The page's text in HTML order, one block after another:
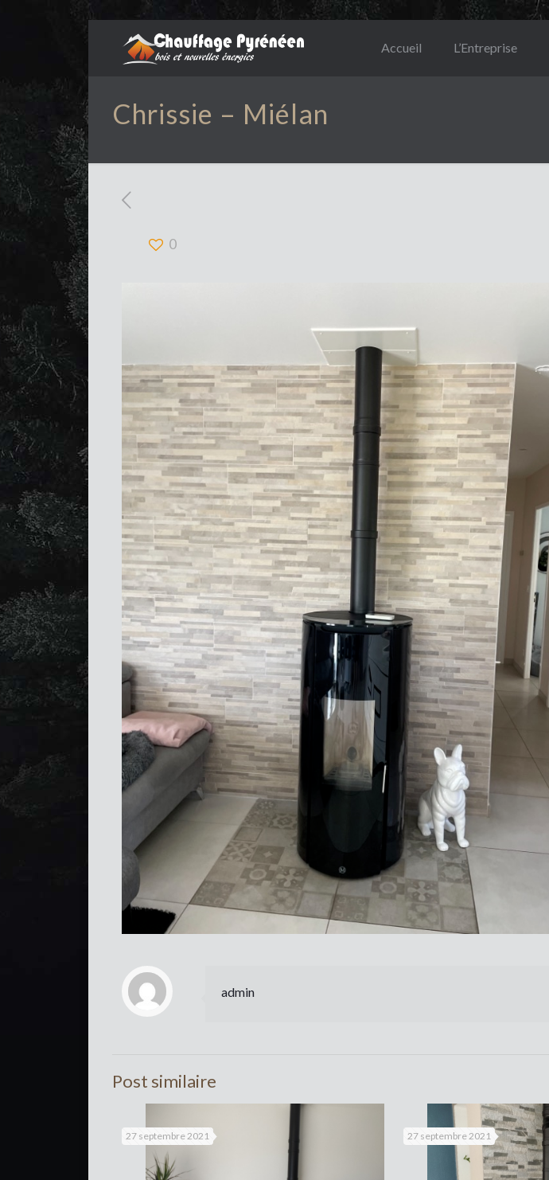
Accueil L’Entreprise
Chrissie – Miélan
0
admin
Post similaire
27 septembre 2021 27 septembre 2021